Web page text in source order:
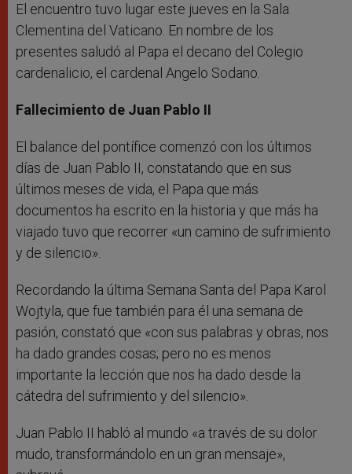
El encuentro tuvo lugar este jueves en la Sala
Clementina del Vaticano. En nombre de los
presentes saludó al Papa el decano del Colegio
cardenalicio, el cardenal Angelo Sodano.
Fallecimiento de Juan Pablo II
El balance del pontífice comenzó con los últimos
días de Juan Pablo II, constatando que en sus
últimos meses de vida, el Papa que más
documentos ha escrito en la historia y que más ha
viajado tuvo que recorrer «un camino de sufrimiento
y de silencio».
Recordando la última Semana Santa del Papa Karol
Wojtyla, que fue también para él una semana de
pasión, constató que «con sus palabras y obras, nos
ha dado grandes cosas; pero no es menos
importante la lección que nos ha dado desde la
cátedra del sufrimiento y del silencio».
Juan Pablo II habló al mundo «a través de su dolor
mudo, transformándolo en un gran mensaje»,